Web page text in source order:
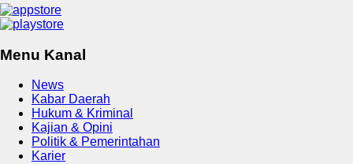
Menu Kanal
News
Kabar Daerah
Hukum & Kriminal
Kajian & Opini
Politik & Pemerintahan
Karier